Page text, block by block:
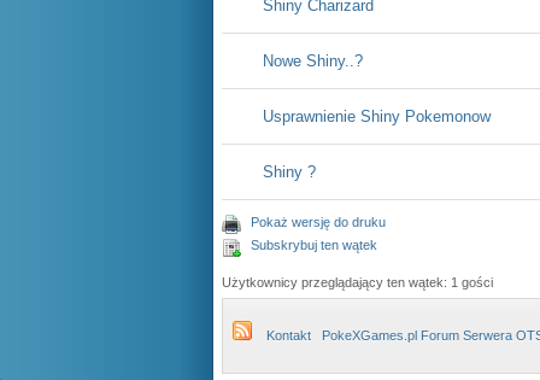
Shiny Charizard
Nowe Shiny..?
Usprawnienie Shiny Pokemonow
Shiny ?
Pokaż wersję do druku
Subskrybuj ten wątek
Użytkownicy przeglądający ten wątek: 1 gości
Kontakt PokeXGames.pl Forum Serwera